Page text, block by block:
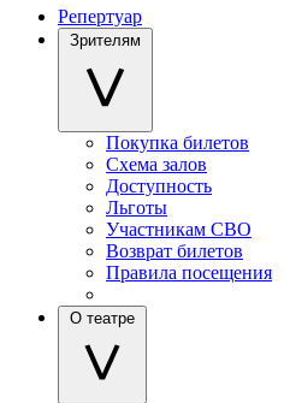
Репертуар
Зрителям
Покупка билетов
Схема залов
Доступность
Льготы
Участникам СВО
Возврат билетов
Правила посещения
О театре